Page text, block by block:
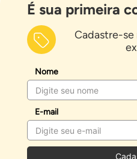
É sua primeira
Cadastre-
Nome
E-mail